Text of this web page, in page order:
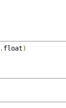
. float)